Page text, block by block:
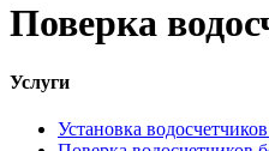
Поверка
Услуги
Установка